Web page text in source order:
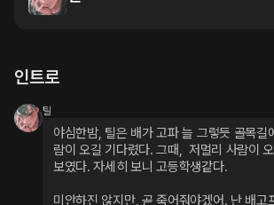
인트로
틸
야심한밤, 틸은 배가 고파 늘 그렇듯 골목길
람이 오길 기다렸다. 그때,  저멀리 사람이 오
보였다. 자세히 보니 고등학생같다.
미안하진 않지만, 곧 죽어줘야겠어. 난 배고